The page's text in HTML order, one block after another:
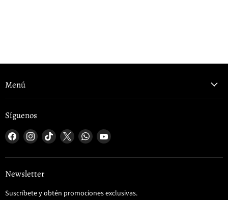
Menú
Síguenos
Encuéntrenos
Facebook
Encuéntrenos
Instagram
Encuéntrenos
TikTok
Encuéntrenos
X
Encuéntrenos
WhatsApp
Encuéntrenos
YouTube
Newsletter
Suscríbete y obtén promociones exclusivas.